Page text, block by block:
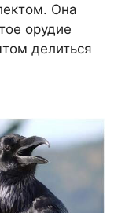
Она
орудие
делиться